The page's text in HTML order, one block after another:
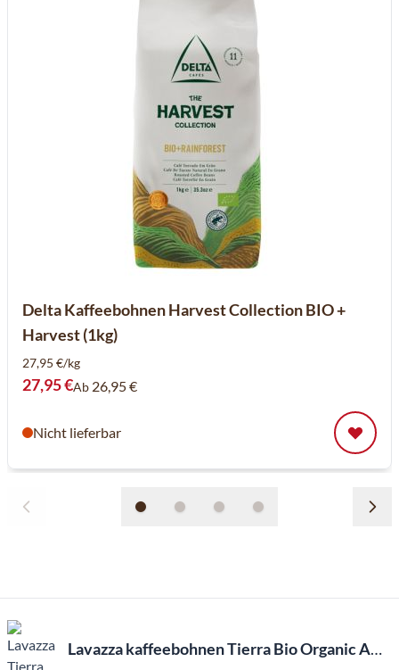
Delta Kaffeebohnen Harvest Collection BIO +
Harvest (1kg)
27,95 €/kg
27,95 €Ab 26,95 €
Nicht lieferbar
Lavazza kaffeebohnen Tierra Bio Organic AFRICA (500g)